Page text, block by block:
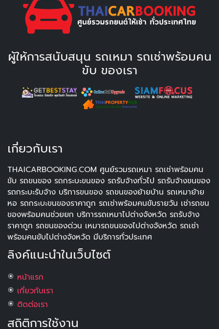
ผู้ให้การสนับสนุน รถเหมา รถเช่าพร้อมคน
ขับ ของเรา
เกี่ยวกับเรา
THAICARBOOKING.COM ศูนย์รวมรถเหมา รถเช่าพร้อมคน
ขับ รถขนของ รถกระบะขนของ รถรับจ้างทั่วไป รถรับจ้างขนของ
รถกระบะรับจ้าง บริการขนของ รถขนของย้ายบ้าน รถเหมาย้าย
หอ รถกระบะขนของราคาถูก รถเช่าพร้อมคนขับรายวัน เช่ารถขน
ของพร้อมคนช่วยยก บริการรถเหมาไปต่างจังหวัด รถรับจ้าง
ราคาถูก รถขนของด่วน เหมารถขนของไปต่างจังหวัด รถเช่า
พร้อมคนขับไปต่างจังหวัด มีบริการทั่วประเทศ
ลิงค์แนะนำในเว็บไซต์
หน้าแรก
เกี่ยวกับเรา
ติดต่อเรา
สถิติการใช้งาน